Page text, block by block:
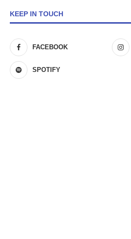
KEEP IN TOUCH
FACEBOOK
SPOTIFY